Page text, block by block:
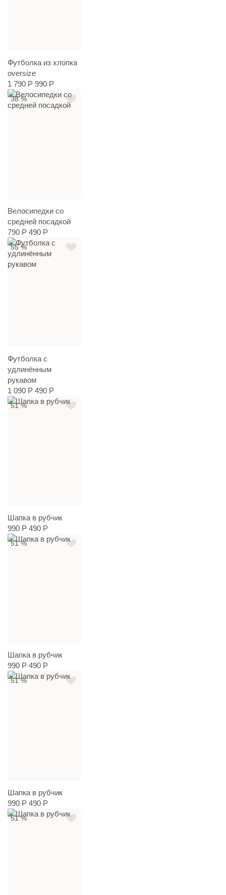
Футболка из хлопка
oversize
1 790 Р 990 Р
38 %
Велосипедки со
средней посадкой
790 Р 490 Р
55 %
Футболка с
удлинённым
рукавом
1 090 Р 490 Р
51 %
Шапка в рубчик
990 Р 490 Р
51 %
Шапка в рубчик
990 Р 490 Р
51 %
Шапка в рубчик
990 Р 490 Р
51 %